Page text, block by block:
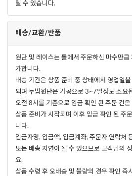
릴 수 있습니다.
배송/교환/반품
원단 및 레이스는 롤에서 주문하신 마수만큼
가합니다.
배송 기간은 상품 준비 중 상태에서 영업일
되며 누빔원단은 가공으로 3~7일정도 소요
오전 8시를 기준으로 입금 확인 된 주문 건은
상품 준비가 시작되며 이후 입금 확인 된 주
니다.
입금자명, 입금액, 입금계좌, 주문자 연락처
또는 배송 지연이 될 수 있으므로 고객님의
요.
상품 수령 후 오배송 및 불량의 경우 확인 즉